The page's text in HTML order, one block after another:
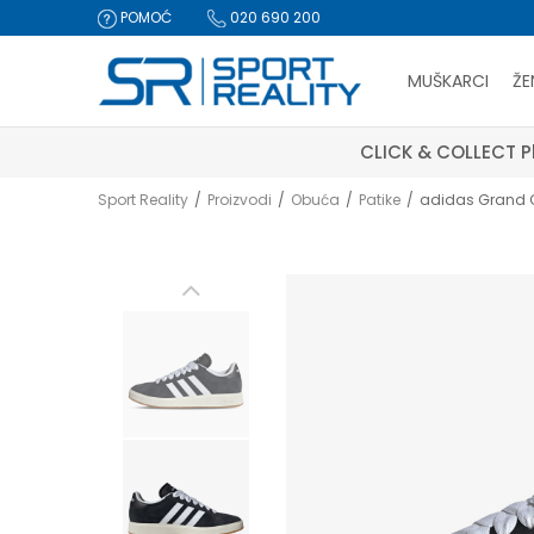
POMOĆ 020 690 200
MUŠKARCI
CLICK &
Sport Reality Proizvodi Obuća Patike adidas Grand